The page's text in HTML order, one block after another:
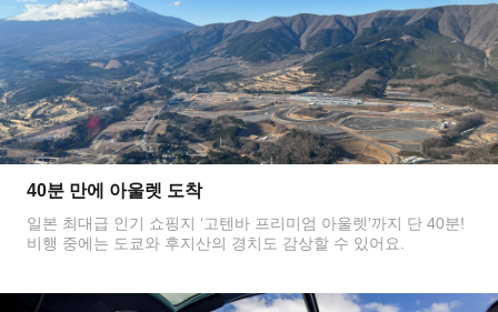
40분 만에 아울렛 도착
일본 최대급 인기 쇼핑지 ‘고텐바 프리미엄 아울렛’까지 단 40분!
비행 중에는 도쿄와 후지산의 경치도 감상할 수 있어요.